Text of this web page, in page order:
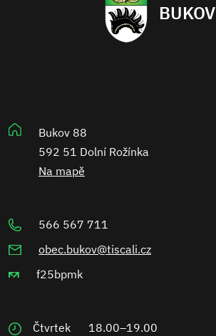
BUKOV
Bukov 88
592 51 Dolní Rožínka
Na mapě
566 567 711
obec.bukov@tiscali.cz
f25bpmk
Čtvrtek 18.00–19.00